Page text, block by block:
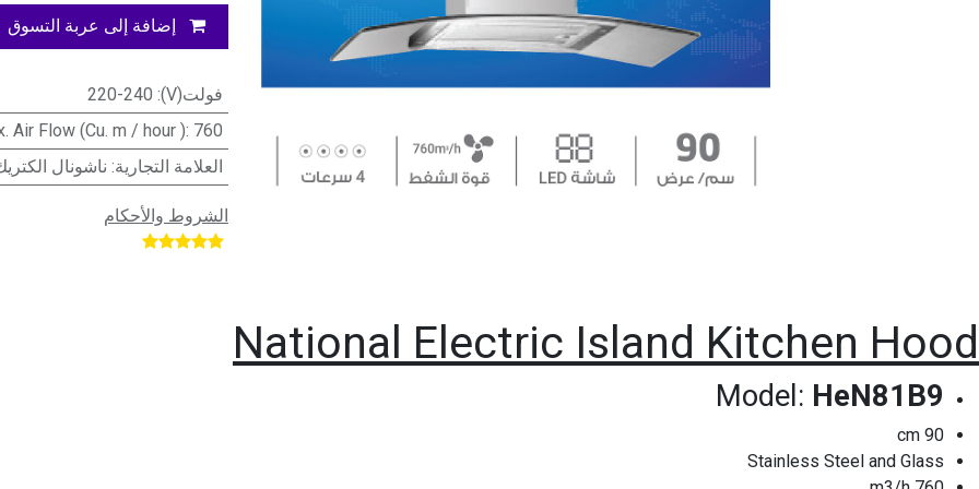
إضافة إلى عربة التسوق
فولت(V) :
220-240
Air Flow (Cu. m / hour ): 760
العلامة التجارية: ناشونال
الشروط والأحكام
National Electric Island Kitchen Hood
Model: HeN81B9
90 cm
Stainless Steel and Glass